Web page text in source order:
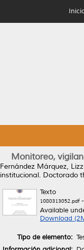
Monitoreo,
Fernández Márquez,
institucional. Doctorado
Texto
1080313052.pdf-
Available
Download
Tipo de elemento: